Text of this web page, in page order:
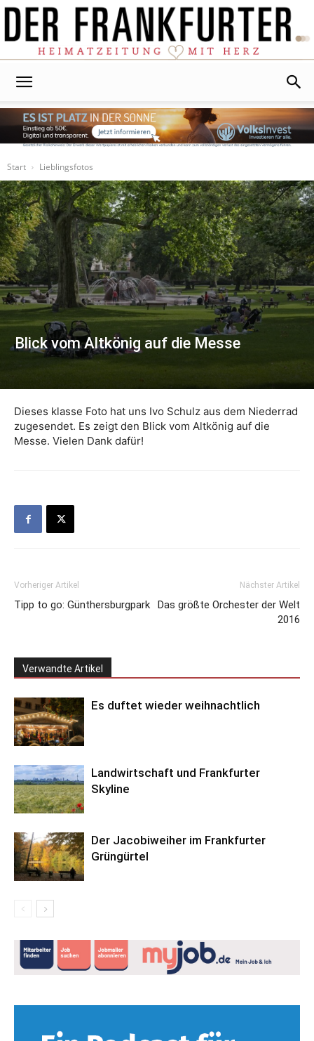
Start
Lieblingsfotos
Blick vom Altkönig auf die Messe
Dieses klasse Foto hat uns Ivo Schulz aus dem Niederrad
zugesendet. Es zeigt den Blick vom Altkönig auf die
Messe. Vielen Dank dafür!
Vorheriger Artikel
Tipp to go: Günthersburgpark
Nächster Artikel
Das größte Orchester der Welt
2016
Verwandte Artikel
Es duftet wieder weihnachtlich
Landwirtschaft und Frankfurter
Skyline
Der Jacobiweiher im Frankfurter
Grüngürtel